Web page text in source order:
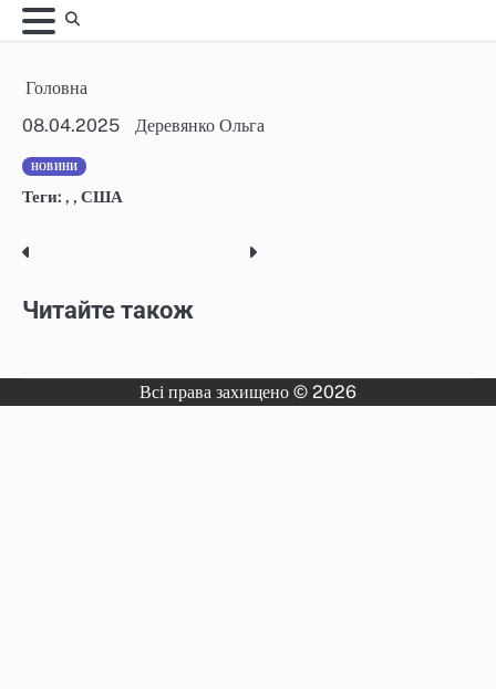
Skip
to
Головна
08.04.2025
Деревянко Ольга
НОВИНИ
Теги: , , США
Post
navigation
Читайте також
Всі права захищено © 2026